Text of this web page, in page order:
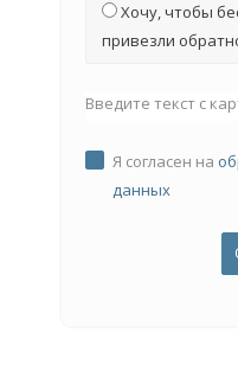
Хочу, чтобы
привезли
Введите текст с
Я согласен на
данных